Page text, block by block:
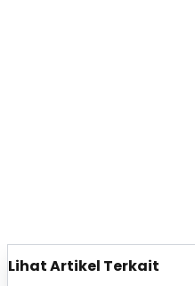
Lihat Artikel Terkait